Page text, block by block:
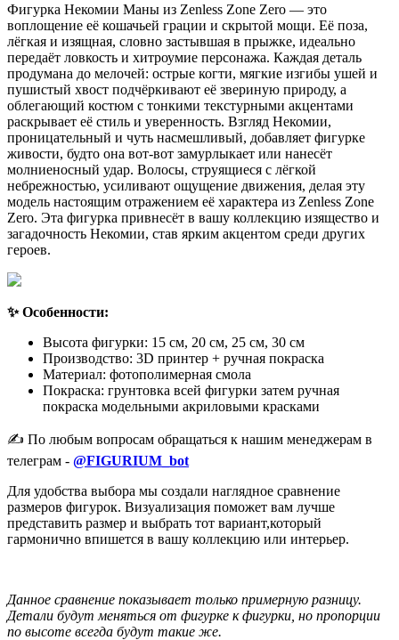
Фигурка Некомии Маны из Zenless Zone Zero — это
воплощение её кошачьей грации и скрытой мощи. Её поза,
лёгкая и изящная, словно застывшая в прыжке, идеально
передаёт ловкость и хитроумие персонажа. Каждая деталь
продумана до мелочей: острые когти, мягкие изгибы ушей и
пушистый хвост подчёркивают её звериную природу, а
облегающий костюм с тонкими текстурными акцентами
раскрывает её стиль и уверенность. Взгляд Некомии,
проницательный и чуть насмешливый, добавляет фигурке
живости, будто она вот-вот замурлыкает или нанесёт
молниеносный удар. Волосы, струящиеся с лёгкой
небрежностью, усиливают ощущение движения, делая эту
модель настоящим отражением её характера из Zenless Zone
Zero. Эта фигурка привнесёт в вашу коллекцию изящество и
загадочность Некомии, став ярким акцентом среди других
героев.
✨ Особенности:
Высота фигурки: 15 см, 20 см, 25 см, 30 см
Производство: 3D принтер + ручная покраска
Материал: фотополимерная смола
Покраска: грунтовка всей фигурки затем ручная
покраска модельными акриловыми красками
✍️ По любым вопросам обращаться к нашим менеджерам в
телеграм - @FIGURIUM_bot
Для удобства выбора мы создали наглядное сравнение
размеров фигурок. Визуализация поможет вам лучше
представить размер и выбрать тот вариант,который
гармонично впишется в вашу коллекцию или интерьер.
Данное сравнение показывает только примерную разницу.
Детали будут меняться от фигурке к фигурки, но пропорции
по высоте всегда будут такие же.